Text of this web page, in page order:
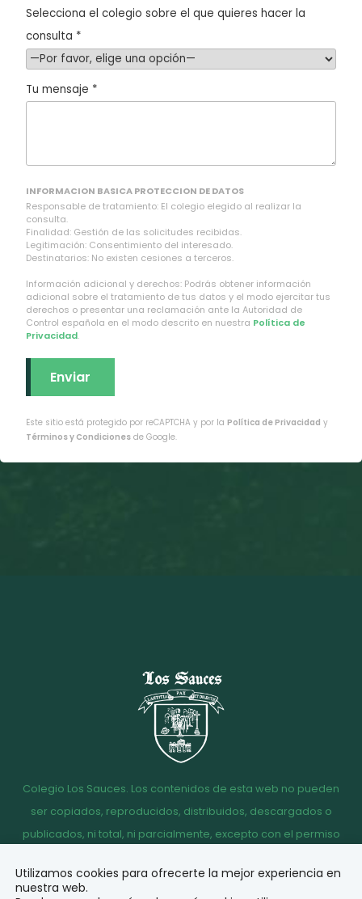
Selecciona el colegio sobre el que quieres hacer la
consulta *
Tu mensaje *
INFORMACION BASICA PROTECCION DE DATOS
Responsable de tratamiento: El colegio elegido al realizar la
consulta.
Finalidad: Gestión de las solicitudes recibidas.
Legitimación: Consentimiento del interesado.
Destinatarios: No existen cesiones a terceros.
Información adicional y derechos: Podrás obtener información
adicional sobre el tratamiento de tus datos y el modo ejercitar tus
derechos o presentar una reclamación ante la Autoridad de
Control española en el modo descrito en nuestra Política de
Privacidad.
Este sitio está protegido por reCAPTCHA y por la Política de Privacidad y
Términos y Condiciones de Google.
Colegio Los Sauces. Los contenidos de esta web no pueden
ser copiados, reproducidos, distribuidos, descargados o
publicados, ni total, ni parcialmente, excepto con el permiso
Aviso
legal
Política de
Privacidad
Política de
Cookies
Acceso
Utilizamos cookies para ofrecerte la mejor experiencia en
nuestra web.